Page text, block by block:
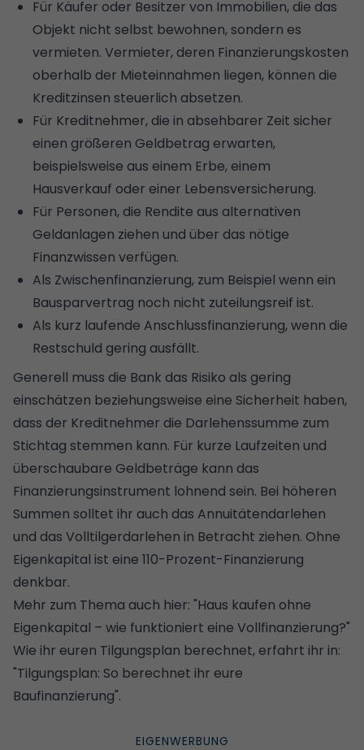
Für Käufer oder Besitzer von Immobilien, die das
Objekt nicht selbst bewohnen, sondern es
vermieten. Vermieter, deren Finanzierungskosten
oberhalb der Mieteinnahmen liegen, können die
Kreditzinsen steuerlich absetzen.
Für Kreditnehmer, die in absehbarer Zeit sicher
einen größeren Geldbetrag erwarten,
beispielsweise aus einem Erbe, einem
Hausverkauf oder einer Lebensversicherung.
Für Personen, die Rendite aus alternativen
Geldanlagen ziehen und über das nötige
Finanzwissen verfügen.
Als Zwischenfinanzierung, zum Beispiel wenn ein
Bausparvertrag noch nicht zuteilungsreif ist.
Als kurz laufende Anschlussfinanzierung, wenn die
Restschuld gering ausfällt.
Generell muss die Bank das Risiko als gering
einschätzen beziehungsweise eine Sicherheit haben,
dass der Kreditnehmer die Darlehenssumme zum
Stichtag stemmen kann. Für kurze Laufzeiten und
überschaubare Geldbeträge kann das
Finanzierungsinstrument lohnend sein. Bei höheren
Summen solltet ihr auch das Annuitätendarlehen
und das Volltilgerdarlehen in Betracht ziehen. Ohne
Eigenkapital ist eine 110-Prozent-Finanzierung
denkbar.
Mehr zum Thema auch hier: "Haus kaufen ohne
Eigenkapital – wie funktioniert eine Vollfinanzierung?"
Wie ihr euren Tilgungsplan berechnet, erfahrt ihr in:
"Tilgungsplan: So berechnet ihr eure
Baufinanzierung".